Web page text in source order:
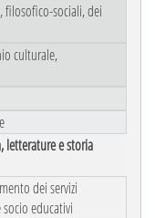
filosofico-sociali, dei
culturale,
letterature e storia
dei servizi
educativi